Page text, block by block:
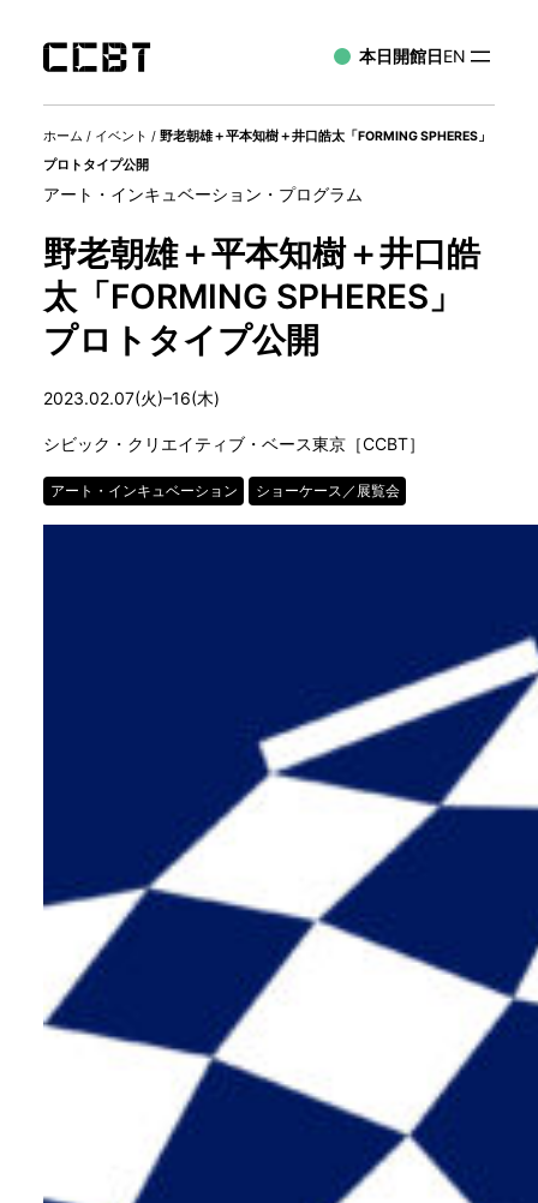
本日開館日EN
ホーム / イベント / 野老朝雄＋平本知樹＋井口皓太「FORMING SPHERES」
プロトタイプ公開
アート・インキュベーション・プログラム
野老朝雄＋平本知樹＋井口皓
太「FORMING SPHERES」
プロトタイプ公開
2023.02.07(火)–16(木)
シビック・クリエイティブ・ベース東京［CCBT］
アート・インキュベーション ショーケース／展覧会